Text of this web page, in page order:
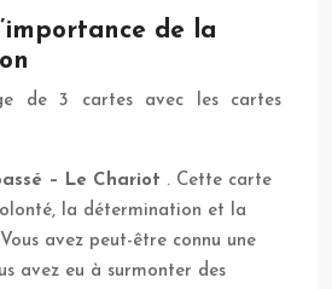
de la
de 3 cartes avec les cartes
– Le Chariot . Cette carte
la détermination et la
avez peut-être connu une
avez eu à surmonter des